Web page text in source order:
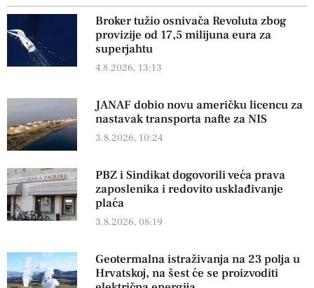
Broker tužio osnivača Revoluta zbog
provizije od 17,5 milijuna eura za
superjahtu
4.8.2026, 13:13
JANAF dobio novu američku licencu za
nastavak transporta nafte za NIS
3.8.2026, 10:24
PBZ i Sindikat dogovorili veća prava
zaposlenika i redovito usklađivanje
plaća
3.8.2026, 08:19
Geotermalna istraživanja na 23 polja u
Hrvatskoj, na šest će se proizvoditi